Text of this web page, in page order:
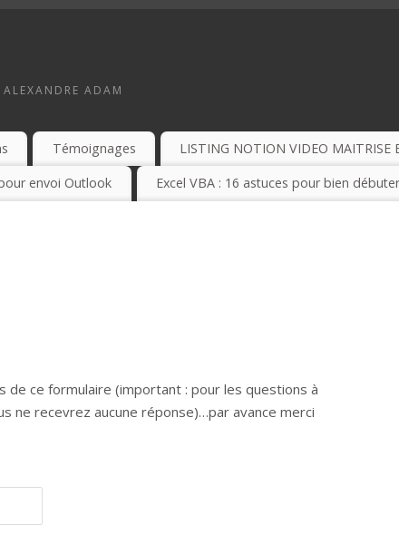
ADAM
Témoignages LISTING NOTION VIDEO MAITRISE
envoi Outlook Excel VBA : 16 astuces pour bien
de ce formulaire (important : pour les questions à
ne recevrez aucune réponse)…par avance merci